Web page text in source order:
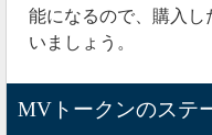
能になるので、購入し
いましょう。
MVトークンのステ